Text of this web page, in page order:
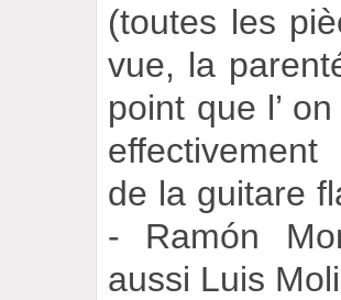
(toutes les
vue, la
point que l’
de la guitare
- Ramón
aussi Luis